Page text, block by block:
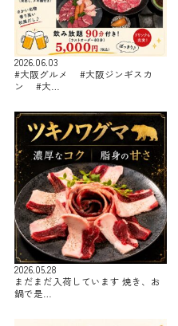
2026.06.03
#大阪グルメ #大阪ジンギスカ
ン #大…
2026.05.28
まだまだ入荷しています 焼き、お
鍋で是…